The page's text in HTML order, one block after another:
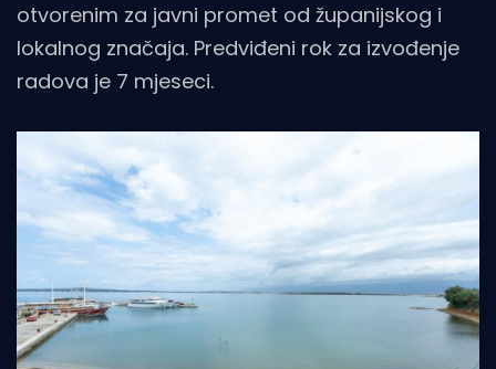
otvorenim za javni promet od županijskog i
lokalnog značaja. Predviđeni rok za izvođenje
radova je 7 mjeseci.